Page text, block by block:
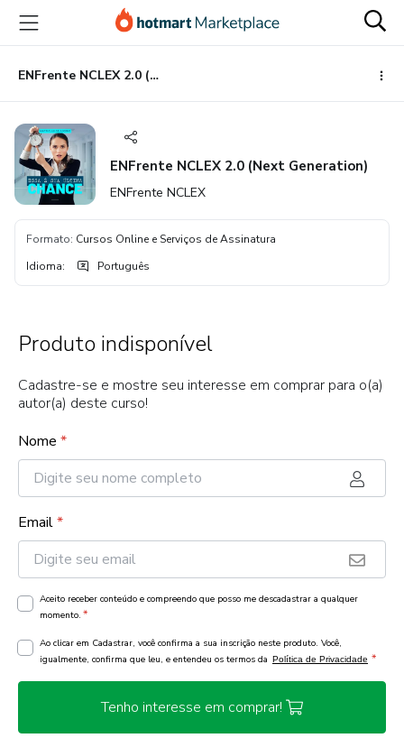
para
conteúdo
principal
para
pagamento
para
rodapé
ENFrente NCLEX 2.0 (Next Generation)
ENFrente NCLEX 2.0 (Next Generation)
ENFrente NCLEX
Formato: Cursos Online e Serviços de Assinatura
Idioma: Português
Produto indisponível
Cadastre-se e mostre seu interesse em comprar para o(a)
autor(a) deste curso!
Nome *
Email*
Aceito receber conteúdo e compreendo que posso me descadastrar a qualquer
momento. *
Ao clicar em Cadastrar, você confirma a sua inscrição neste produto. Você,
igualmente, confirma que leu, e entendeu os termos da Política de Privacidade *
Tenho interesse em comprar!